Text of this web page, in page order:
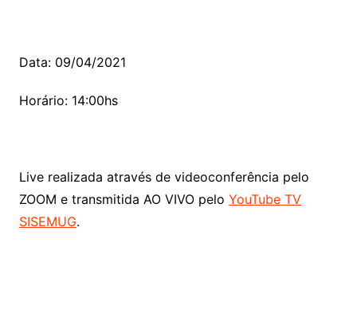
Data: 09/04/2021
Horário: 14:00hs
Live realizada através de videoconferência pelo
ZOOM e transmitida AO VIVO pelo YouTube TV
SISEMUG.